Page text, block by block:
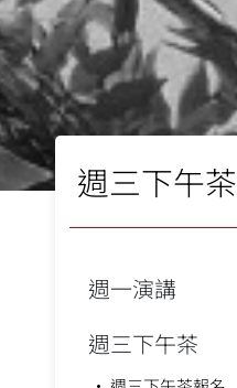
週三下午茶
週一演講
週三下午茶